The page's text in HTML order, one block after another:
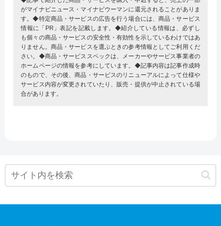
がマイナビニュース・マイナビウーマンに還元されることがありま
す。◆特定商品・サービスの広告を行う場合には、商品・サービス
情報に「PR」表記を記載します。◆紹介している情報は、必ずし
も個々の商品・サービスの安全性・有効性を示しているわけではあ
りません。商品・サービスを選ぶときの参考情報としてご利用くだ
さい。◆商品・サービススペックは、メーカーやサービス事業者の
ホームページの情報を参考にしています。◆記事内容は記事作成時
のもので、その後、商品・サービスのリニューアルによって仕様や
サービス内容が変更されていたり、販売・提供が中止されている場
合があります。